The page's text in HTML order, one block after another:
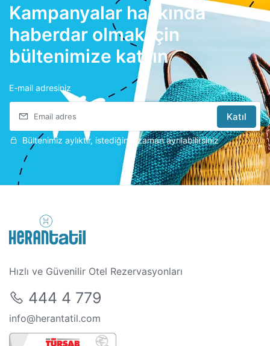
Kampanyalar hakkında
haberdar olmak için
bültenimize katılın
E-mail adresiniz
Katıl
Bültenimiz aylıktır, istediğiniz zaman ayrılabilirsiniz
Hızlı ve Güvenilir Otel Rezervasyonları
444 4 779
info@herantatil.com